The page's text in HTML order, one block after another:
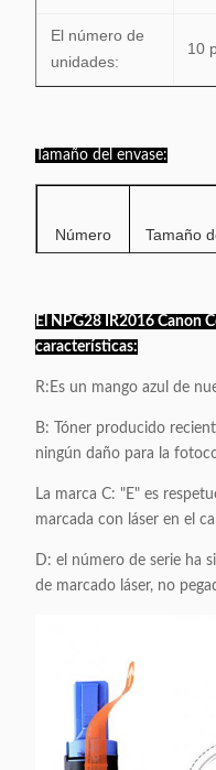
El número de
unidades:
10
Tamaño del envase:
Número
de
Tamaño
la caja
NPG28
un
de
en el que
se utilizan
de
El NPG28 IR2016 Canon
características:
R:Es un mango azul de
B: Tóner producido
ningún daño para la
La marca C: "E" es
marcada con láser en el
D: el número de serie ha
de marcado láser, no